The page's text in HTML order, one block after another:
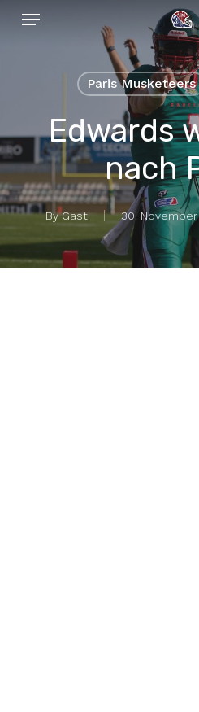
SkipMenu
Paris Musketeers
Edwards
nach
By Gast 30.